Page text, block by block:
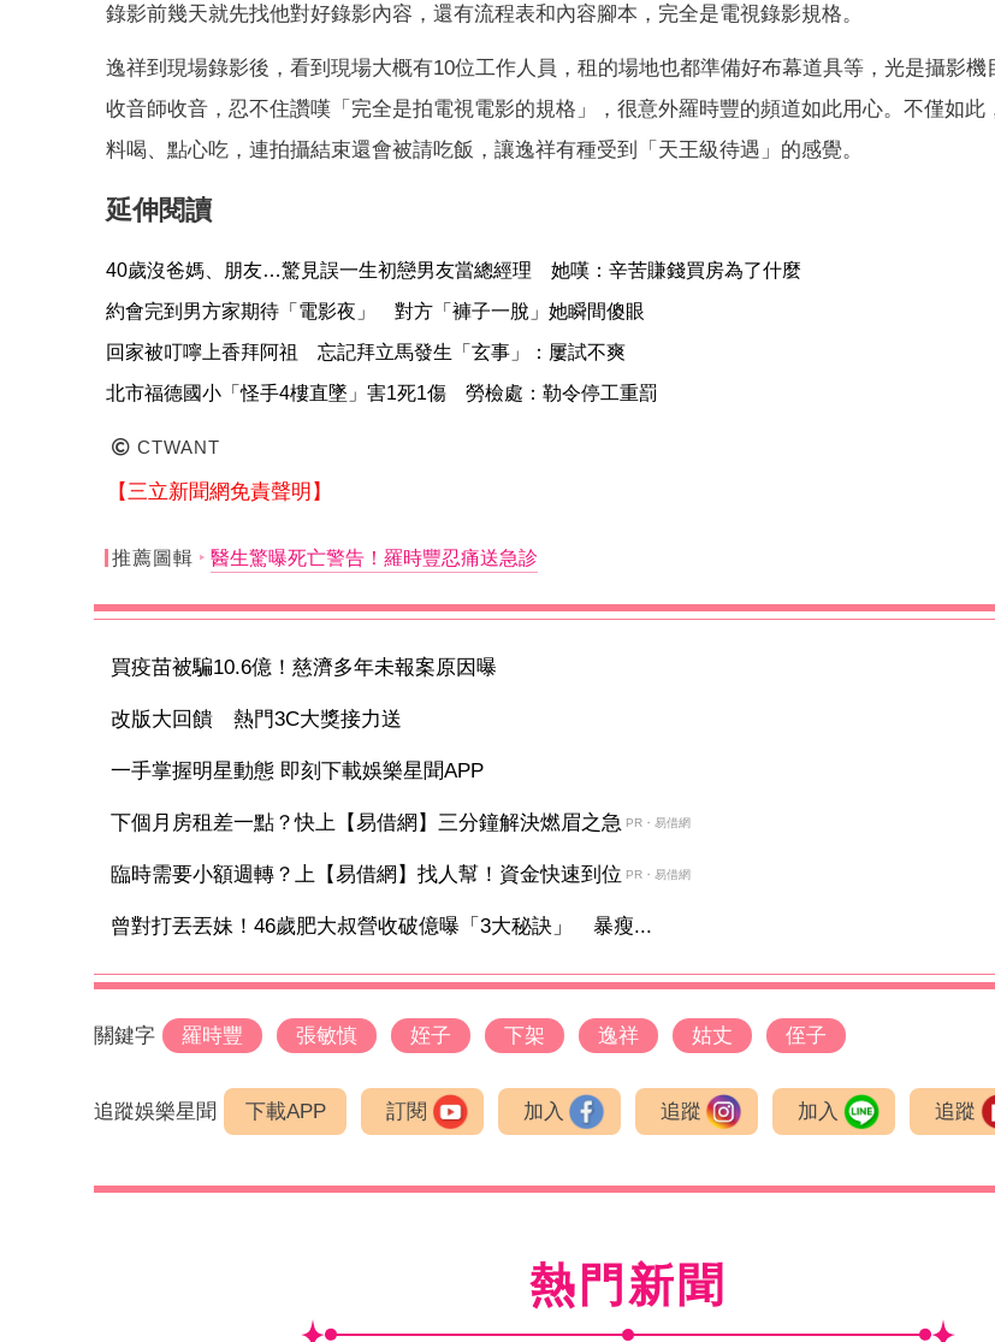
錄影前幾天就先找他對好錄影內容，還有流程表和內容腳本，完全是電視錄影規格。
逸祥到現場錄影後，看到現場大概有10位工作人員，租的場地也都準備好布幕道具等，光是攝影機
收音師收音，忍不住讚嘆「完全是拍電視電影的規格」，很意外羅時豐的頻道如此用心。不僅如此
料喝、點心吃，連拍攝結束還會被請吃飯，讓逸祥有種受到「天王級待遇」的感覺。
延伸閱讀
40歲沒爸媽、朋友…驚見誤一生初戀男友當總經理 她嘆：辛苦賺錢買房為了什麼
約會完到男方家期待「電影夜」 對方「褲子一脫」她瞬間傻眼
回家被叮嚀上香拜阿祖 忘記拜立馬發生「玄事」：屢試不爽
北市福德國小「怪手4樓直墜」害1死1傷 勞檢處：勒令停工重罰
CTWANT
【三立新聞網免責聲明】
推薦圖輯 醫生驚曝死亡警告！羅時豐忍痛送急診
買疫苗被騙10.6億！慈濟多年未報案原因曝
改版大回饋 熱門3C大獎接力送
一手掌握明星動態 即刻下載娛樂星聞APP
下個月房租差一點？快上【易借網】三分鐘解決燃眉之急 PR・易借網
臨時需要小額週轉？上【易借網】找人幫！資金快速到位 PR・易借網
曾對打丟丟妹！46歲肥大叔營收破億曝「3大秘訣」 暴瘦...
關鍵字 羅時豐 張敏慎 姪子 下架 逸祥 姑丈 侄子
追蹤娛樂星聞 下載APP 訂閱 加入 追蹤 加入 追蹤
熱門新聞